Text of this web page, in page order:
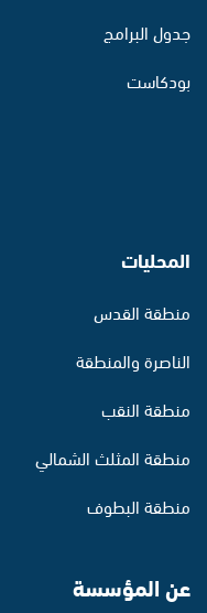
جدول البرامج
بودكاست
المحليات
منطقة القدس
الناصرة والمنطقة
منطقة النقب
منطقة المثلث الشمالي
منطقة البطوف
عن المؤسسة